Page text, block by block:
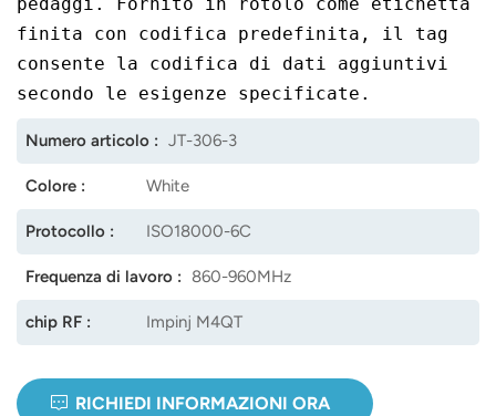
finita con codifica predefinita, il tag
consente la codifica di dati aggiuntivi
secondo le esigenze specificate.
Numero articolo : JT-306-3
Colore : White
Protocollo : ISO18000-6C
Frequenza di lavoro : 860-960MHz
chip RF : Impinj M4QT
RICHIEDI INFORMAZIONI ORA